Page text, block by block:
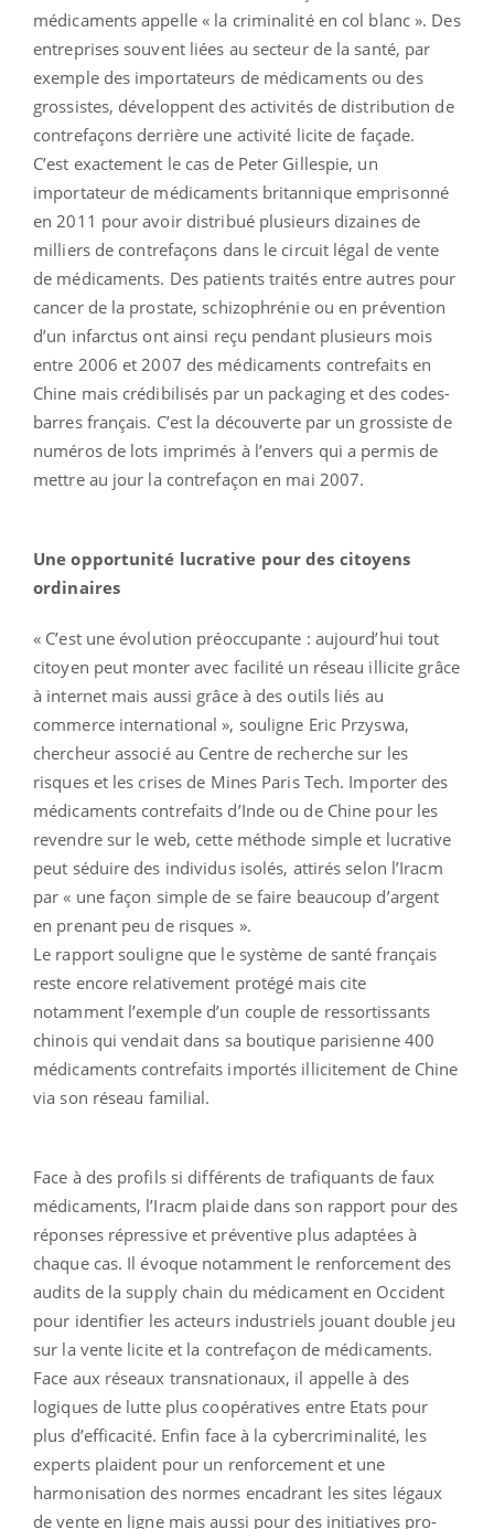
médicaments appelle « la criminalité en col blanc ». Des
entreprises souvent liées au secteur de la santé, par
exemple des importateurs de médicaments ou des
grossistes, développent des activités de distribution de
contrefaçons derrière une activité licite de façade.
C’est exactement le cas de Peter Gillespie, un
importateur de médicaments britannique emprisonné
en 2011 pour avoir distribué plusieurs dizaines de
milliers de contrefaçons dans le circuit légal de vente
de médicaments. Des patients traités entre autres pour
cancer de la prostate, schizophrénie ou en prévention
d’un infarctus ont ainsi reçu pendant plusieurs mois
entre 2006 et 2007 des médicaments contrefaits en
Chine mais crédibilisés par un packaging et des codes-
barres français. C’est la découverte par un grossiste de
numéros de lots imprimés à l’envers qui a permis de
mettre au jour la contrefaçon en mai 2007.
Une opportunité lucrative pour des citoyens
ordinaires
« C’est une évolution préoccupante : aujourd’hui tout
citoyen peut monter avec facilité un réseau illicite grâce
à internet mais aussi grâce à des outils liés au
commerce international », souligne Eric Przyswa,
chercheur associé au Centre de recherche sur les
risques et les crises de Mines Paris Tech. Importer des
médicaments contrefaits d’Inde ou de Chine pour les
revendre sur le web, cette méthode simple et lucrative
peut séduire des individus isolés, attirés selon l’Iracm
par « une façon simple de se faire beaucoup d’argent
en prenant peu de risques ».
Le rapport souligne que le système de santé français
reste encore relativement protégé mais cite
notamment l’exemple d’un couple de ressortissants
chinois qui vendait dans sa boutique parisienne 400
médicaments contrefaits importés illicitement de Chine
via son réseau familial.
Face à des profils si différents de trafiquants de faux
médicaments, l’Iracm plaide dans son rapport pour des
réponses répressive et préventive plus adaptées à
chaque cas. Il évoque notamment le renforcement des
audits de la supply chain du médicament en Occident
pour identifier les acteurs industriels jouant double jeu
sur la vente licite et la contrefaçon de médicaments.
Face aux réseaux transnationaux, il appelle à des
logiques de lutte plus coopératives entre Etats pour
plus d’efficacité. Enfin face à la cybercriminalité, les
experts plaident pour un renforcement et une
harmonisation des normes encadrant les sites légaux
de vente en ligne mais aussi pour des initiatives pro-